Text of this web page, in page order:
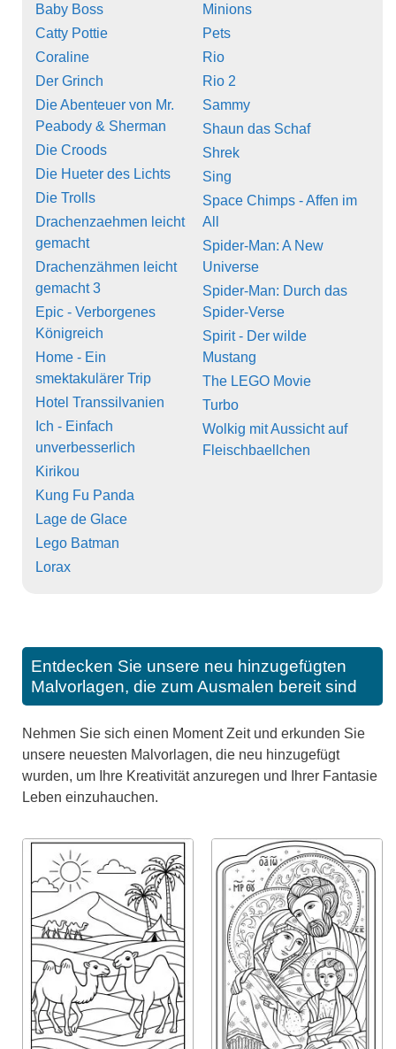
Baby Boss
Catty Pottie
Coraline
Der Grinch
Die Abenteuer von Mr.
Peabody & Sherman
Die Croods
Die Hueter des Lichts
Die Trolls
Drachenzaehmen leicht
gemacht
Drachenzähmen leicht
gemacht 3
Epic - Verborgenes
Königreich
Home - Ein
smektakulärer Trip
Hotel Transsilvanien
Ich - Einfach
unverbesserlich
Kirikou
Kung Fu Panda
Lage de Glace
Lego Batman
Lorax
Minions
Pets
Rio
Rio 2
Sammy
Shaun das Schaf
Shrek
Sing
Space Chimps - Affen im
All
Spider-Man: A New
Universe
Spider-Man: Durch das
Spider-Verse
Spirit - Der wilde
Mustang
The LEGO Movie
Turbo
Wolkig mit Aussicht auf
Fleischbaellchen
Entdecken Sie unsere neu hinzugefügten
Malvorlagen, die zum Ausmalen bereit sind
Nehmen Sie sich einen Moment Zeit und erkunden Sie
unsere neuesten Malvorlagen, die neu hinzugefügt
wurden, um Ihre Kreativität anzuregen und Ihrer Fantasie
Leben einzuhauchen.